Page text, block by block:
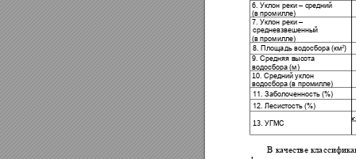
6. Уклон реки – средний
(в промилле)
7. Уклон реки –
средневзвешенный
(в промилле)
8.
Площадь водосбора (км2)
9. Средняя высота
водосбора (м)
10. Средний уклон
водосбора (в промилле)
11.
Заболоченность (%)
12. Лесистость (%)
13. УГ МС
В качестве